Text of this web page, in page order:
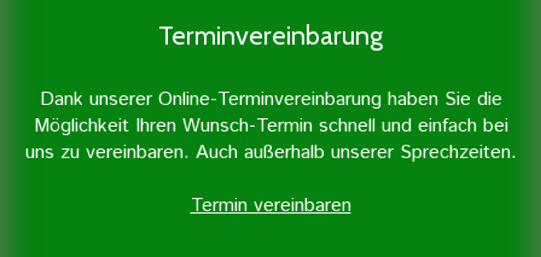
Terminvereinbarung
Dank unserer Online-Terminvereinbarung haben Sie die
Möglichkeit Ihren Wunsch-Termin schnell und einfach bei
uns zu vereinbaren. Auch außerhalb unserer Sprechzeiten.
Termin vereinbaren